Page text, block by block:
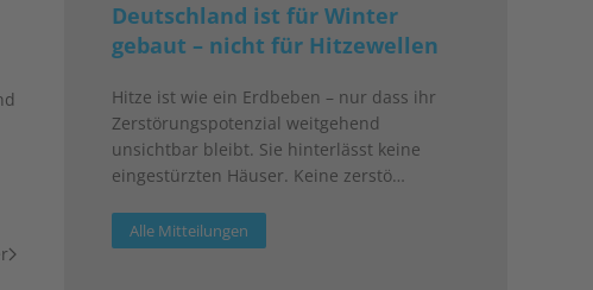
Deutschland ist für Winter
gebaut – nicht für Hitzewellen
Hitze ist wie ein Erdbeben – nur dass ihr
Zerstörungspotenzial weitgehend
unsichtbar bleibt. Sie hinterlässt keine
eingestürzten Häuser. Keine zerstö…
Alle Mitteilungen